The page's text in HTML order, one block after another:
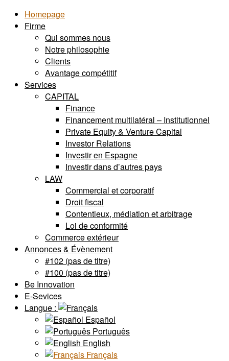
Homepage
Firme
Qui sommes nous
Notre philosophie
Clients
Avantage compétitif
Services
CAPITAL
Finance
Financement multilatéral – Institutionnel
Private Equity & Venture Capital
Investor Relations
Investir en Espagne
Investir dans d’autres pays
LAW
Commercial et corporatif
Droit fiscal
Contentieux, médiation et arbitrage
Loi de conformité
Commerce extérieur
Annonces & Évènement
#102 (pas de titre)
#100 (pas de titre)
Be Innovation
E-Sevices
Langue :
Español
Português
English
Français